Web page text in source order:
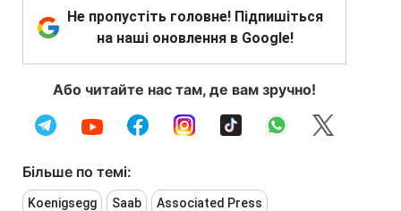
Не пропустіть головне! Підпишіться
на наші оновлення в Google!
Або читайте нас там, де вам зручно!
Більше по темі:
Koenigsegg Saab Associated Press